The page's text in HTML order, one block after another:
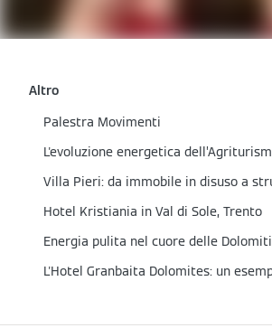
Altro
Palestra Movimenti
Hotel Kristiania in Val di Sole, Trento
Energia pulita nel cuore delle Dolomiti